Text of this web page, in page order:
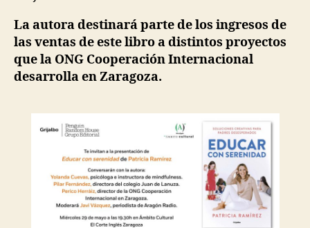
La autora destinará parte de los ingresos de
las ventas de este libro a distintos proyectos
que la ONG Cooperación Internacional
desarrolla en Zaragoza.